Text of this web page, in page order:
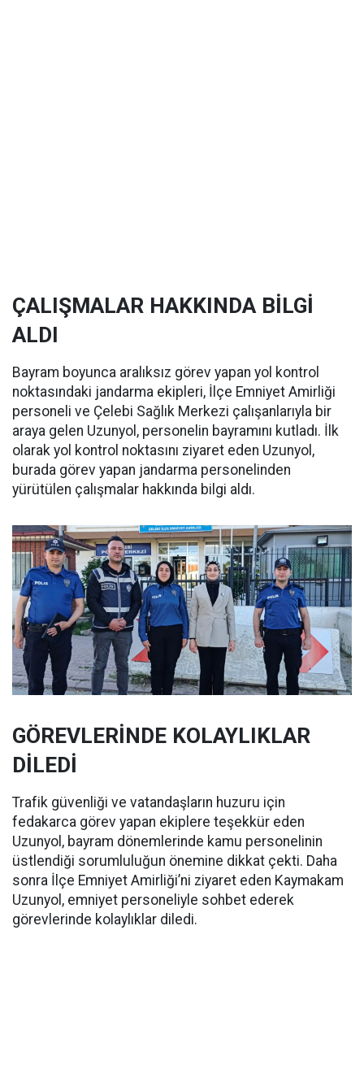
ÇALIŞMALAR HAKKINDA BİLGİ
ALDI
Bayram boyunca aralıksız görev yapan yol kontrol
noktasındaki jandarma ekipleri, İlçe Emniyet Amirliği
personeli ve Çelebi Sağlık Merkezi çalışanlarıyla bir
araya gelen Uzunyol, personelin bayramını kutladı. İlk
olarak yol kontrol noktasını ziyaret eden Uzunyol,
burada görev yapan jandarma personelinden
yürütülen çalışmalar hakkında bilgi aldı.
GÖREVLERİNDE KOLAYLIKLAR
DİLEDİ
Trafik güvenliği ve vatandaşların huzuru için
fedakarca görev yapan ekiplere teşekkür eden
Uzunyol, bayram dönemlerinde kamu personelinin
üstlendiği sorumluluğun önemine dikkat çekti. Daha
sonra İlçe Emniyet Amirliği’ni ziyaret eden Kaymakam
Uzunyol, emniyet personeliyle sohbet ederek
görevlerinde kolaylıklar diledi.